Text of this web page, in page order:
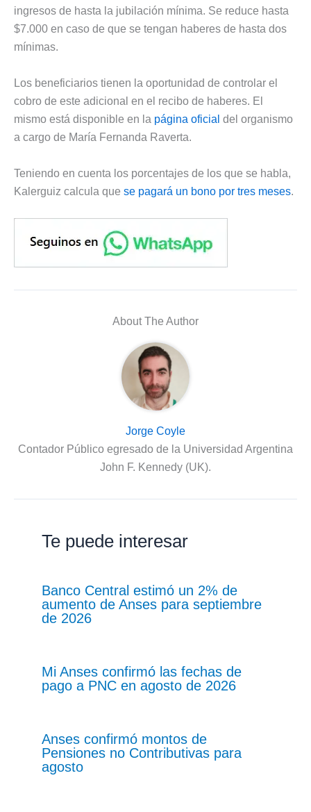
ingresos de hasta la jubilación mínima. Se reduce hasta
$7.000 en caso de que se tengan haberes de hasta dos
mínimas.
Los beneficiarios tienen la oportunidad de controlar el
cobro de este adicional en el recibo de haberes. El
mismo está disponible en la página oficial del organismo
a cargo de María Fernanda Raverta.
Teniendo en cuenta los porcentajes de los que se habla,
Kalerguiz calcula que se pagará un bono por tres meses.
About The Author
Jorge Coyle
Contador Público egresado de la Universidad Argentina
John F. Kennedy (UK).
Te puede interesar
Banco Central estimó un 2% de
aumento de Anses para septiembre
de 2026
Mi Anses confirmó las fechas de
pago a PNC en agosto de 2026
Anses confirmó montos de
Pensiones no Contributivas para
agosto